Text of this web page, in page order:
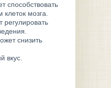
способствовать
мозга.
регулировать
снизить
вкус.